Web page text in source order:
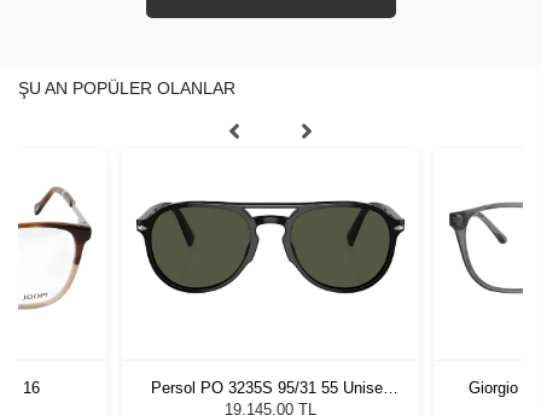
ŞU AN POPÜLER OLANLAR
16
Persol PO 3235S 95/31 55 Unisex
Güneş Gözlüğü
19.145,00 TL
Giorgio